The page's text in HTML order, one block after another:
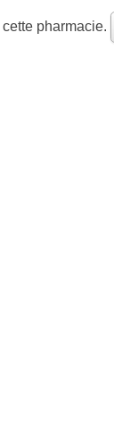
cette pharmacie.